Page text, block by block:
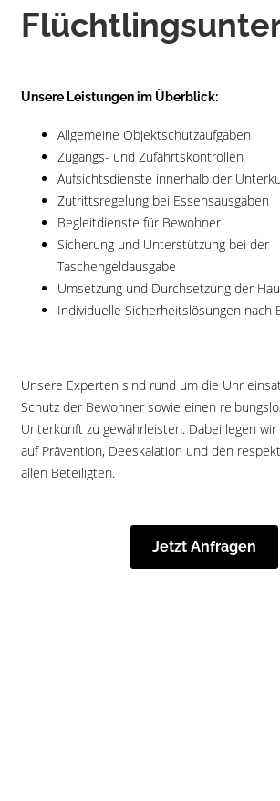
Unsere Leistungen im Überblick:
Allgemeine Objektschutzaufgaben
Zugangs- und Zufahrtskontrollen
Aufsichtsdienste innerhalb der
Zutrittsregelung bei Essensausgaben
Begleitdienste für Bewohner
Sicherung und Unterstützung bei der
Taschengeldausgabe
Umsetzung und Durchsetzung der
Individuelle Sicherheitslösungen nach
Unsere Experten sind rund um die Uhr
Schutz der Bewohner sowie einen
Unterkunft zu gewährleisten. Dabei legen
auf Prävention, Deeskalation und den
allen Beteiligten.
Jetzt Anfragen